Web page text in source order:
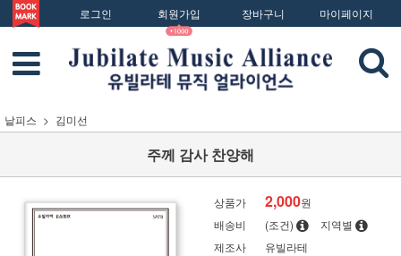
로그인 회원가입 장바구니 마이페이지
낱피스 김미선
주께 감사 찬양해
상품가 2,000원
배송비
(조건)
지역별
제조사
유빌라테